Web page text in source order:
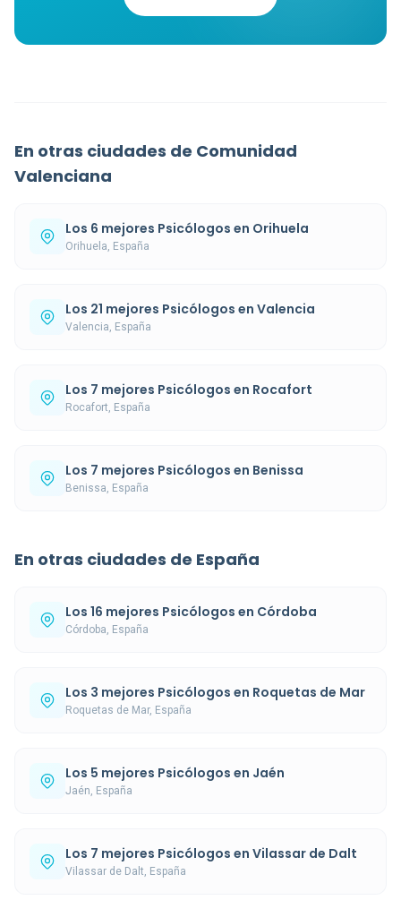
En otras ciudades de Comunidad
Valenciana
Los 6 mejores Psicólogos en Orihuela
Orihuela, España
Los 21 mejores Psicólogos en Valencia
Valencia, España
Los 7 mejores Psicólogos en Rocafort
Rocafort, España
Los 7 mejores Psicólogos en Benissa
Benissa, España
En otras ciudades de España
Los 16 mejores Psicólogos en Córdoba
Córdoba, España
Los 3 mejores Psicólogos en Roquetas de Mar
Roquetas de Mar, España
Los 5 mejores Psicólogos en Jaén
Jaén, España
Los 7 mejores Psicólogos en Vilassar de Dalt
Vilassar de Dalt, España